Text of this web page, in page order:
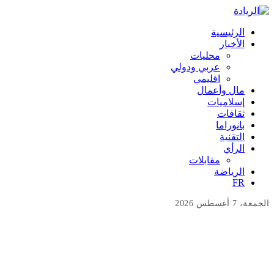
الرئيسية
الأخبار
محليات
عربي ودولي
اقليمي
مال وأعمال
إسلاميات
ثقافات
بانوراما
التقنية
الرأي
مقابلات
الرياضة
FR
الجمعة، 7 أغسطس 2026